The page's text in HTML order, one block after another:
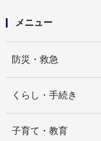
メニュー
防災・救急
くらし・手続き
子育て・教育